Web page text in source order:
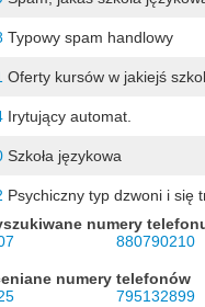
Typowy spam handlowy
Oferty kursów w jakiejś
Irytujący automat.
Szkoła językowa
Psychiczny typ dzwoni i się
numery
880790210
numery telefonów
795132899